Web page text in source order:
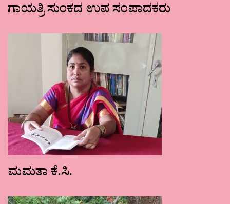
ಗಾಯತ್ರಿ ಸುಂಕದ ಉಪ ಸಂಪಾದಕರು
ಮಮತಾ ಕೆ.ಸಿ.